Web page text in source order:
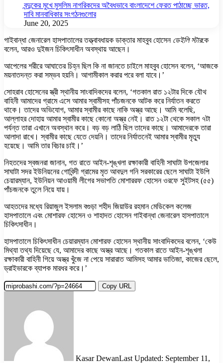
বন্দুকের মুখে মুসলিম নাগরিকদের অবৈধভাবে বাংলাদেশে ফেরত পাঠাচ্ছে ভারত,
দাবি মানবাধিকার সংগঠনগুলোর
June 20, 2025
গাইবান্ধা জেনারেল হাসপাতালের তত্ত্বাবধায়ক ডাক্তার মাহবুব হোসেন ডেইলি স্টারকে
বলেন, আরও দুইজন চিকিৎসাধীন অবস্থায় আছেন।
আপেলের শরীরে আঘাতের চিহ্ন ছিল কি না জানতে চাইলে মাহবুব হোসেন বলেন, ‘আজকে
ময়নাতদন্ত করা সম্ভব হয়নি। আগামীকাল করার পরে বলা যাবে।’
সোহরাব হোসেনের স্ত্রী স্থানীয় সাংবাদিকদের বলেন, ‘গতকাল রাত ১২টার দিকে যৌথ
বাহিনী আমাদের গ্রামে এসে আমার স্বামীসহ পাঁচজনকে আটক করে নির্যাতন করতে
থাকে। তাদের অভিযোগ, আমার স্বামীর কাছে নাকি অস্ত্র আছে। আমি বলেছি,
আল্লাহর দোহায় আমার স্বামীর কাছে কোনো অস্ত্র নেই। রাত ১২টা থেকে সকাল ৭টা
পর্যন্ত তারা এখানে অবস্থান করে। বড় বড় লাঠি ছিল তাদের কাছে। আমাদেরকে তারা
আলাদা রাখে। স্বামীর কাছে যেতে দেয়নি। তাদের নির্যাতনেই আমার স্বামীর মৃত্যু
হয়েছে। আমি তার বিচার চাই।’
নিহতদের স্বজনরা জানান, গত রাতে আইন-শৃঙ্খলা রক্ষাকারী বাহিনী সাঘাটা উপজেলার
সাঘাটা সদর ইউনিয়নের গোবিন্দী গ্রামের মৃত আবদুল গনি সরকারের ছেলে সাঘাটা ইউপি
চেয়ারম্যান, ইউনিয়ন আওয়ামী লীগের সভাপতি মোশাররফ হোসেন ওরফে সুইটসহ (৫৫)
পাঁচজনকে তুলে নিয়ে যায়।
আহতদের মধ্যে রিয়াজুল ইসলাম বগুড়া শহীদ জিয়াউর রহমান মেডিকেল কলেজ
হাসপাতালে এবং মোশারফ হোসেন ও শাহাদত হোসেন গাইবান্ধা জেনারেল হাসপাতালে
চিকিৎসাধীন।
হাসপাতালে চিকিৎসাধীন চেয়ারম্যান মোশারফ হোসেন স্থানীয় সাংবাদিকদের বলেন, ‘কেউ
মিথ্যা তথ্য দিয়েছে যে, আমাদের কাছে অস্ত্র আছে। গতকাল রাতে আইন-শৃঙ্খলা
রক্ষাকারী বাহিনী গিয়ে অস্ত্র খুঁজে না পেয়ে সারারাত আমিসহ আমার ভাতিজা, কাজের ছেলে,
ড্রাইভারকে ব্যাপক মারধর করে।’
Copy URL
Kasar DewanLast Updated: September 11,